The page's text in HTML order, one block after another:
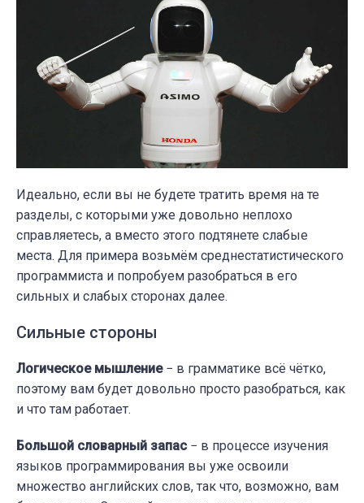
Идеально, если вы не будете тратить время на те
разделы, с которыми уже довольно неплохо
справляетесь, а вместо этого подтянете слабые
места. Для примера возьмём среднестатистического
программиста и попробуем разобраться в его
сильных и слабых сторонах далее.
Сильные стороны
Логическое мышление − в грамматике всё чётко,
поэтому вам будет довольно просто разобраться, как
и что там работает.
Большой словарный запас − в процессе изучения
языков программирования вы уже освоили
множество английских слов, так что, возможно, вам